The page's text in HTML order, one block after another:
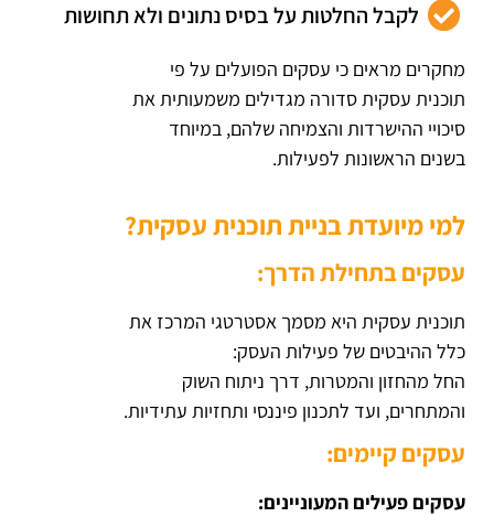
לקבל החלטות על בסיס נתונים ולא תחושות
מחקרים מראים כי עסקים הפועלים על פי
תוכנית עסקית סדורה מגדילים משמעותית את
סיכויי ההישרדות והצמיחה שלהם, במיוחד
בשנים הראשונות לפעילות.
למי מיועדת בניית תוכנית עסקית?
עסקים בתחילת הדרך:
תוכנית עסקית היא מסמך אסטרטגי המרכז את
כלל ההיבטים של פעילות העסק:
החל מהחזון והמטרות, דרך ניתוח השוק
והמתחרים, ועד לתכנון פיננסי ותחזיות עתידיות.
עסקים קיימים:
עסקים פעילים המעוניינים: